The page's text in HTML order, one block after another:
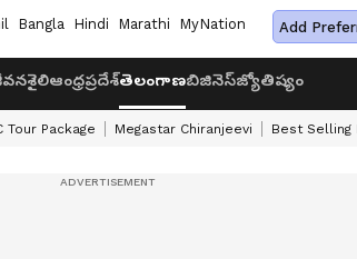
Bangla Hindi Marathi MyNation Add
ఆంధ్రప్రదేశ్తెలంగాణబిజినెస్జ్యోతిష్యం
Tour Package Megastar Chiranjeevi Best Selling